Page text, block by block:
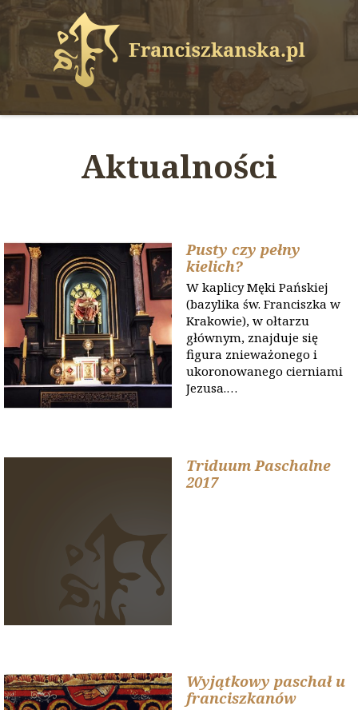
Aktualności
Pusty czy pełny
kielich?
W kaplicy Męki Pańskiej
(bazylika św. Franciszka w
Krakowie), w ołtarzu
głównym, znajduje się
figura znieważonego i
ukoronowanego cierniami
Jezusa.…
Triduum Paschalne
2017
Wyjątkowy paschał u
franciszkanów